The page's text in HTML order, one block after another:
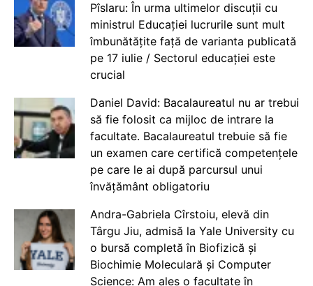
Pîslaru: În urma ultimelor discuții cu
ministrul Educației lucrurile sunt mult
îmbunătățite față de varianta publicată
pe 17 iulie / Sectorul educației este
crucial
Daniel David: Bacalaureatul nu ar trebui
să fie folosit ca mijloc de intrare la
facultate. Bacalaureatul trebuie să fie
un examen care certifică competențele
pe care le ai după parcursul unui
învățământ obligatoriu
Andra-Gabriela Cîrstoiu, elevă din
Târgu Jiu, admisă la Yale University cu
o bursă completă în Biofizică și
Biochimie Moleculară și Computer
Science: Am ales o facultate în